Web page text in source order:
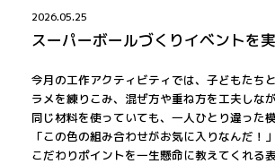
2026.05.25
スーパーボールづくりイベントを
今月の工作アクティビティでは、子どもたち
ラメを練りこみ、混ぜ方や重ね方を工夫しな
同じ材料を使っていても、一人ひとり違った
「この色の組み合わせがお気に入りなんだ
こだわりポイントを一生懸命に教えてくれる